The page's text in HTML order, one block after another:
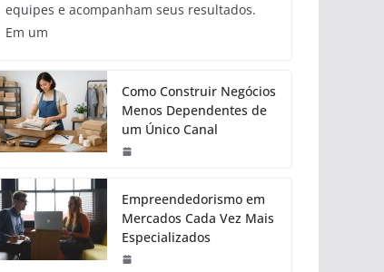
equipes e acompanham seus resultados.
Em um
Como Construir Negócios
Menos Dependentes de
um Único Canal
Empreendedorismo em
Mercados Cada Vez Mais
Especializados